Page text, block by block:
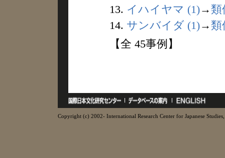
13. イハイヤマ (1)→ 類
14. サンバイダ (1)→ 類
【全 45事例】
Copyright (c) 2002- International Research Center for Japanese